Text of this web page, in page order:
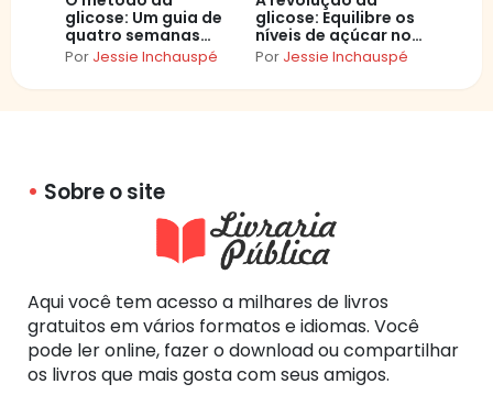
glicose: Um guia de
quatro semanas
para controlar os
excessos, recuperar
a energia e se sentir
Por Jessie Inchauspé
glicose: Equilibre os
níveis de açúcar no
sangue e mude sua
Por Jessie Inchauspé
Sobre o site
Aqui você tem acesso a milhares de livros
gratuitos em vários formatos e idiomas. Você
pode ler online, fazer o download ou compartilhar
os livros que mais gosta com seus amigos.